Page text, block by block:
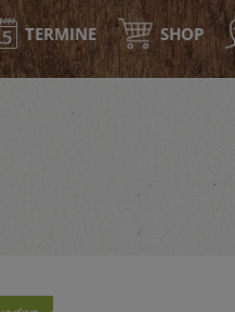
TERMINE SHOP